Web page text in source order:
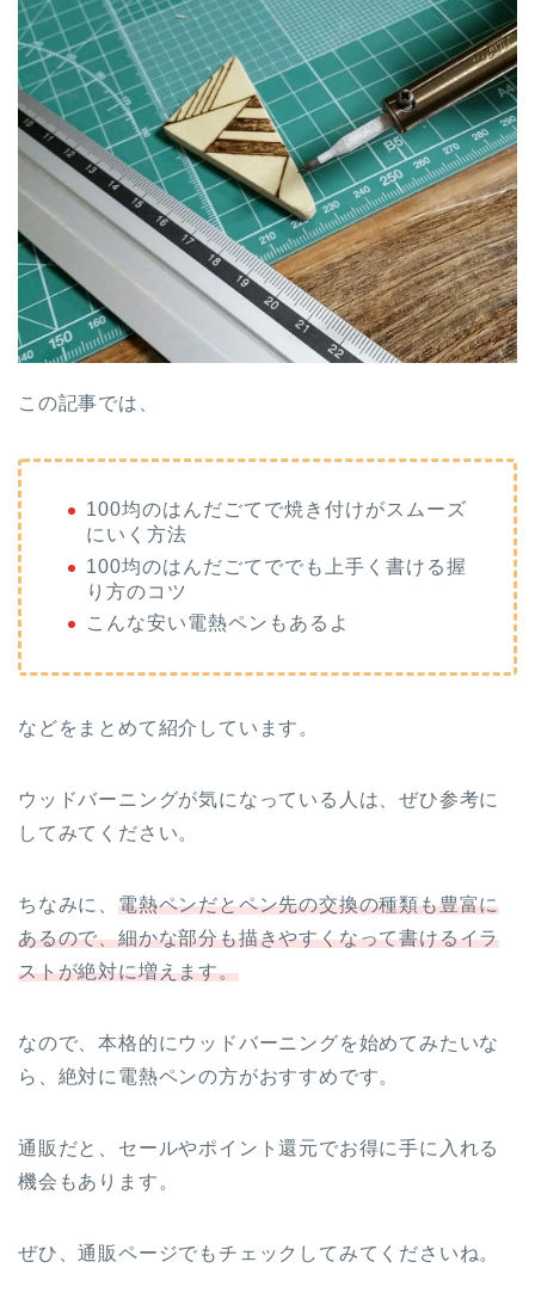
この記事では、
100均のはんだごてで焼き付けがスムーズ
にいく方法
100均のはんだごてででも上手く書ける握
り方のコツ
こんな安い電熱ペンもあるよ
などをまとめて紹介しています。
ウッドバーニングが気になっている人は、ぜひ参考に
してみてください。
ちなみに、 電熱ペンだとペン先の交換の種類も豊富に
あるので、細かな部分も描きやすくなって書けるイラ
ストが絶対に増えます。
なので、本格的にウッドバーニングを始めてみたいな
ら、絶対に電熱ペンの方がおすすめです。
通販だと、セールやポイント還元でお得に手に入れる
機会もあります。
ぜひ、通販ページでもチェックしてみてくださいね。